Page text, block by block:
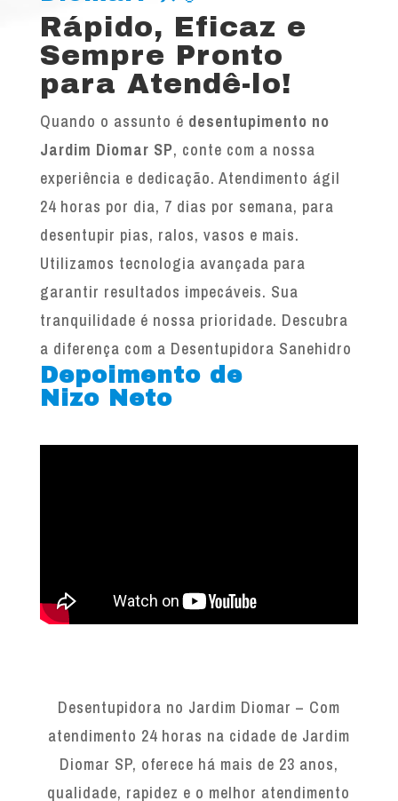
Rápido, Eficaz e
Sempre Pronto
para Atendê-lo!
Quando o assunto é desentupimento no
Jardim Diomar SP, conte com a nossa
experiência e dedicação. Atendimento ágil
24 horas por dia, 7 dias por semana, para
desentupir pias, ralos, vasos e mais.
Utilizamos tecnologia avançada para
garantir resultados impecáveis. Sua
tranquilidade é nossa prioridade. Descubra
a diferença com a Desentupidora Sanehidro
Depoimento de
Nizo Neto
Desentupidora no Jardim Diomar – Com
atendimento 24 horas na cidade de Jardim
Diomar SP, oferece há mais de 23 anos,
qualidade, rapidez e o melhor atendimento